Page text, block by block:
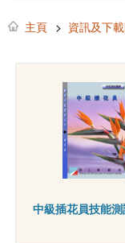
主頁 > 資訊及下
中級插花員技能